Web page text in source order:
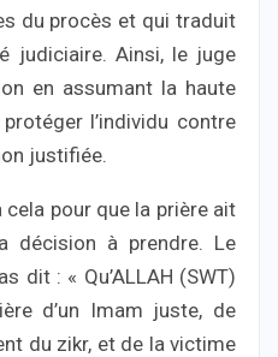
du procès et qui traduit
judiciaire. Ainsi, le juge
en assumant la haute
l’individu contre
justifiée.
cela pour que la prière ait
décision à prendre. Le
dit : « Qu’ALLAH (SWT)
d’un Imam juste, de
du zikr, et de la victime